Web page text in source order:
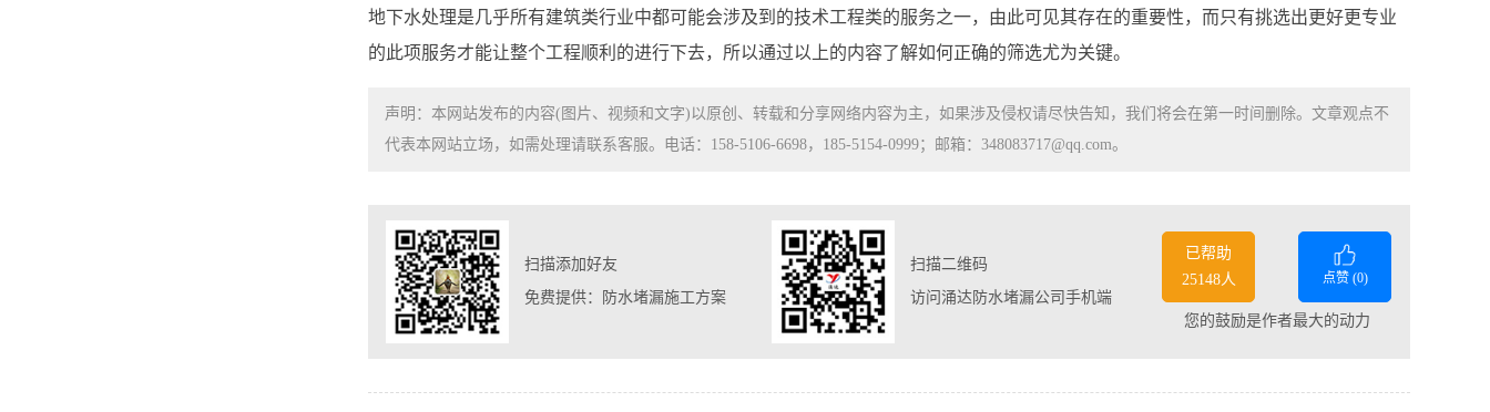
地下水处理是几乎所有建筑类行业中都可能会涉及到的技术工程类的服务之一，由此可见其存在的重要性，而只有挑选出更好更专业
的此项服务才能让整个工程顺利的进行下去，所以通过以上的内容了解如何正确的筛选尤为关键。
声明：本网站发布的内容(图片、视频和文字)以原创、转载和分享网络内容为主，如果涉及侵权请尽快告知，我们将会在第一时间删除。文章观点不
代表本网站立场，如需处理请联系客服。电话：158-5106-6698，185-5154-0999；邮箱：348083717@qq.com。
扫描添加好友
免费提供：防水堵漏施工方案
扫描二维码
访问涌达防水堵漏公司手机端
已帮助
25148人
点赞 (0)
您的鼓励是作者最大的动力